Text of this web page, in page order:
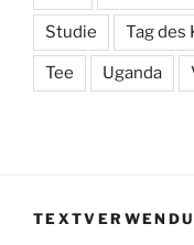
Studie Tag des
Tee Uganda